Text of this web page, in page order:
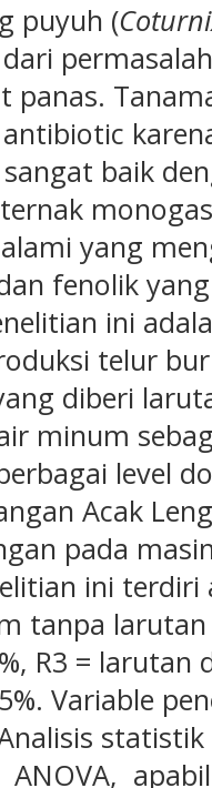
puyuh (
panas.
baik
yang
fenolik
ini
telur
diberi
minum
level
Acak
pada
ini
tanpa
R3 = larutan
Variable
statistik